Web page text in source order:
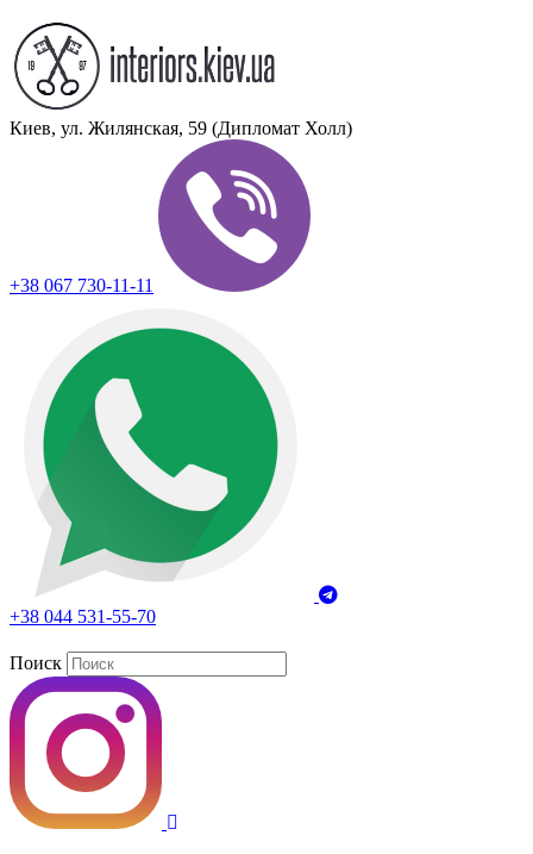
Киев, ул. Жилянская, 59 (Дипломат Холл)
+38 067 730-11-11
+38 044 531-55-70
Поиск